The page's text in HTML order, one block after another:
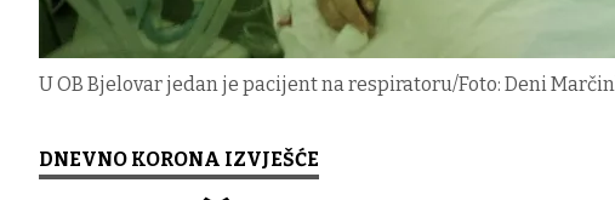
U OB Bjelovar jedan je pacijent na respiratoru/Foto: Deni
DNEVNO KORONA IZVJEŠĆE